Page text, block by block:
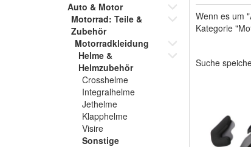
Auto & Motor
Motorrad: Teile &
Zubehör
Motorradkleidung
Helme &
Helmzubehör
Crosshelme
Integralhelme
Jethelme
Klapphelme
Visire
Sonstige
Wenn es um
Kategorie
Suche